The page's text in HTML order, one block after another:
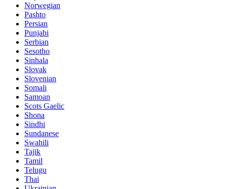
Norwegian
Pashto
Persian
Punjabi
Serbian
Sesotho
Sinhala
Slovak
Slovenian
Somali
Samoan
Scots Gaelic
Shona
Sindhi
Sundanese
Swahili
Tajik
Tamil
Telugu
Thai